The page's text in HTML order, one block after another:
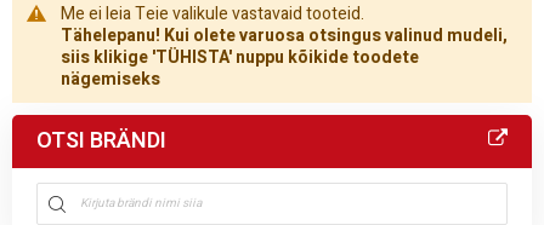
Me ei leia Teie valikule vastavaid tooteid.
Tähelepanu! Kui olete varuosa otsingus valinud mudeli,
siis klikige 'TÜHISTA' nuppu kõikide toodete
nägemiseks
OTSI BRÄNDI